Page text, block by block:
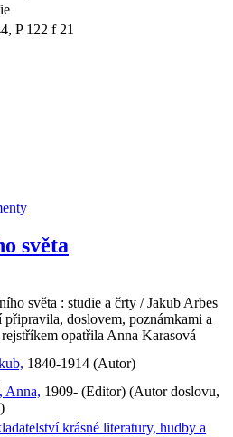
P 122 f 21
světa
světa : studie a črty / Jakub Arbes
připravila, doslovem, poznámkami a
opatřila Anna Karasová
1840-1914 (Autor)
Anna, 1909- (Editor) (Autor doslovu,
krásné literatury, hudby a